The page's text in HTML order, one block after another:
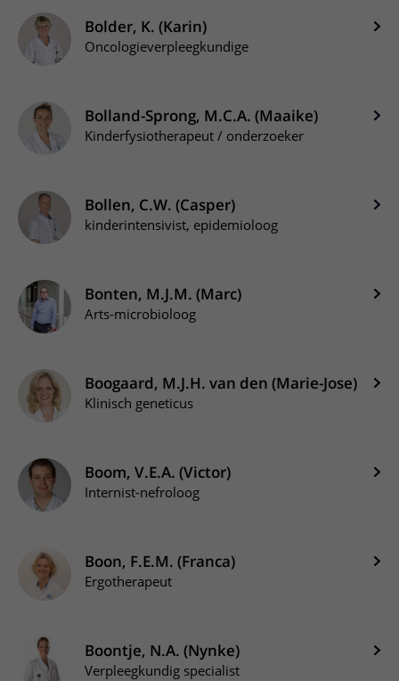
Bolder, K. (Karin)
Oncologieverpleegkundige
Bolland-Sprong, M.C.A. (Maaike)
Kinderfysiotherapeut / onderzoeker
Bollen, C.W. (Casper)
kinderintensivist, epidemioloog
Bonten, M.J.M. (Marc)
Arts-microbioloog
Boogaard, M.J.H. van den (Marie-Jose)
Klinisch geneticus
Boom, V.E.A. (Victor)
Internist-nefroloog
Boon, F.E.M. (Franca)
Ergotherapeut
Boontje, N.A. (Nynke)
Verpleegkundig specialist